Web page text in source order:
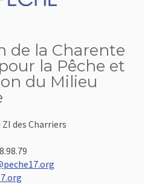
de la Charente
la Pêche et
du Milieu
des Charriers